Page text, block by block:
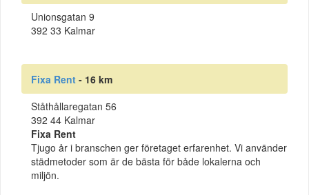
Unionsgatan 9
392 33 Kalmar
Fixa Rent - 16 km
Ståthållaregatan 56
392 44 Kalmar
Fixa Rent
Tjugo år i branschen ger företaget erfarenhet. Vi använder
städmetoder som är de bästa för både lokalerna och
miljön.